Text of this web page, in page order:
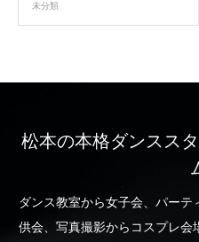
未分類
松本の本格ダンスス
ダンス教室から女子会、パー
供会、写真撮影からコスプレ会